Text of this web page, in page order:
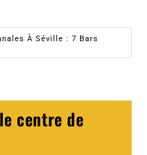
À Séville : 7 Bars
centre de